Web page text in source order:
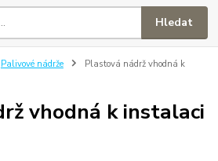
Hledat
Palivové nádrže
Plastová nádrž vhodná k
vhodná k instalaci